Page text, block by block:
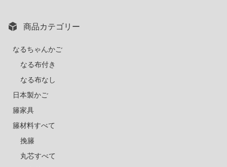
商品カテゴリー
なるちゃんかご
なる布付き
なる布なし
日本製かご
籐家具
籐材料すべて
挽籐
丸芯すべて